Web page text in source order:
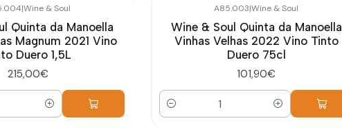
|Wine & Soul
Quinta da Manoella
Magnum 2021 Vino
Duero 1,5L
215,00€
A85.003|Wine & Soul
Wine & Soul Quinta da Manoella
Vinhas Velhas 2022 Vino Tinto
Duero 75cl
101,90€
Cantidad